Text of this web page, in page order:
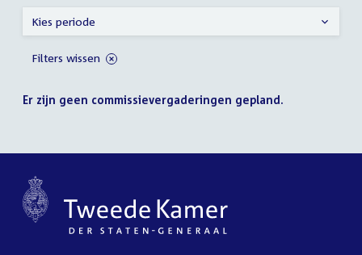
Er zijn geen commissievergaderingen gepland.
Kies periode
Filters wissen